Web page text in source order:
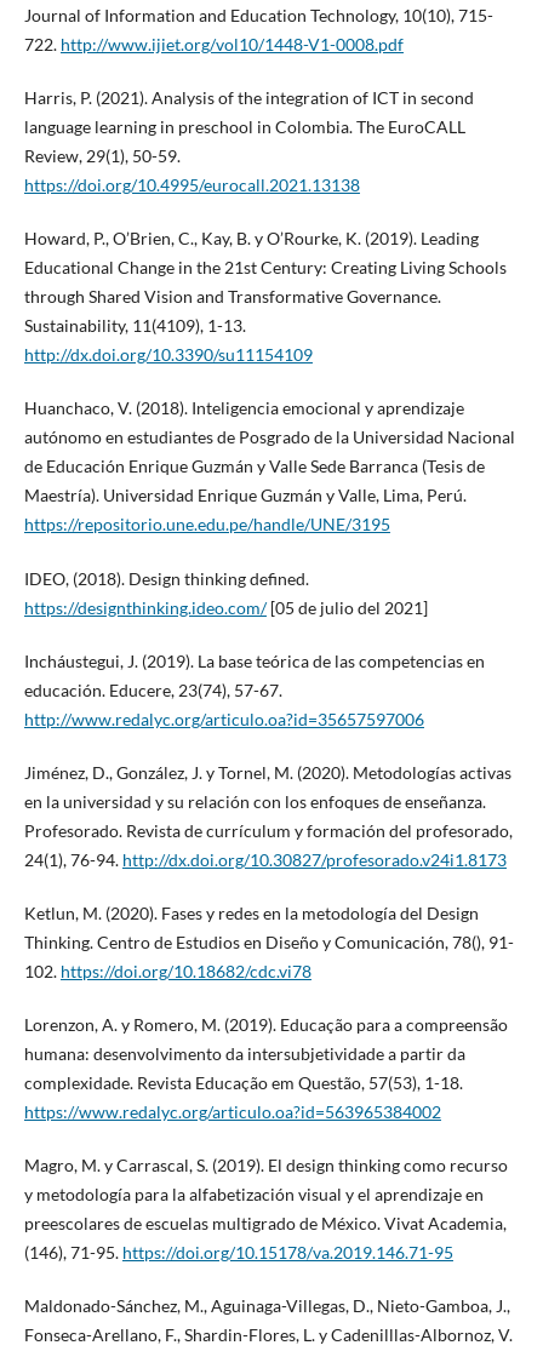
Journal of Information and Education Technology, 10(10), 715-
722. http://www.ijiet.org/vol10/1448-V1-0008.pdf
Harris, P. (2021). Analysis of the integration of ICT in second
language learning in preschool in Colombia. The EuroCALL
Review, 29(1), 50-59.
https://doi.org/10.4995/eurocall.2021.13138
Howard, P., O’Brien, C., Kay, B. y O’Rourke, K. (2019). Leading
Educational Change in the 21st Century: Creating Living Schools
through Shared Vision and Transformative Governance.
Sustainability, 11(4109), 1-13.
http://dx.doi.org/10.3390/su11154109
Huanchaco, V. (2018). Inteligencia emocional y aprendizaje
autónomo en estudiantes de Posgrado de la Universidad Nacional
de Educación Enrique Guzmán y Valle Sede Barranca (Tesis de
Maestría). Universidad Enrique Guzmán y Valle, Lima, Perú.
https://repositorio.une.edu.pe/handle/UNE/3195
IDEO, (2018). Design thinking defined.
https://designthinking.ideo.com/[05 de julio del 2021]
Incháustegui, J. (2019). La base teórica de las competencias en
educación. Educere, 23(74), 57-67.
http://www.redalyc.org/articulo.oa?id=35657597006
Jiménez, D., González, J. y Tornel, M. (2020). Metodologías activas
en la universidad y su relación con los enfoques de enseñanza.
Profesorado. Revista de currículum y formación del profesorado,
24(1), 76-94. http://dx.doi.org/10.30827/profesorado.v24i1.8173
Ketlun, M. (2020). Fases y redes en la metodología del Design
Thinking. Centro de Estudios en Diseño y Comunicación, 78(), 91-
102. https://doi.org/10.18682/cdc.vi78
Lorenzon, A. y Romero, M. (2019). Educação para a compreensão
humana: desenvolvimento da intersubjetividade a partir da
complexidade. Revista Educação em Questão, 57(53), 1-18.
https://www.redalyc.org/articulo.oa?id=563965384002
Magro, M. y Carrascal, S. (2019). El design thinking como recurso
y metodología para la alfabetización visual y el aprendizaje en
preescolares de escuelas multigrado de México. Vivat Academia,
(146), 71-95. https://doi.org/10.15178/va.2019.146.71-95
Maldonado-Sánchez, M., Aguinaga-Villegas, D., Nieto-Gamboa, J.,
Fonseca-Arellano, F., Shardin-Flores, L. y Cadenilllas-Albornoz, V.